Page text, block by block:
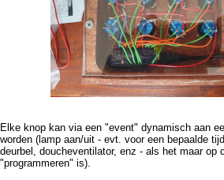
Elke knop kan via een "event" dynamisch aan
worden (lamp aan/uit - evt. voor een bepaalde
deurbel, doucheventilator, enz - als het maar op
"programmeren" is).